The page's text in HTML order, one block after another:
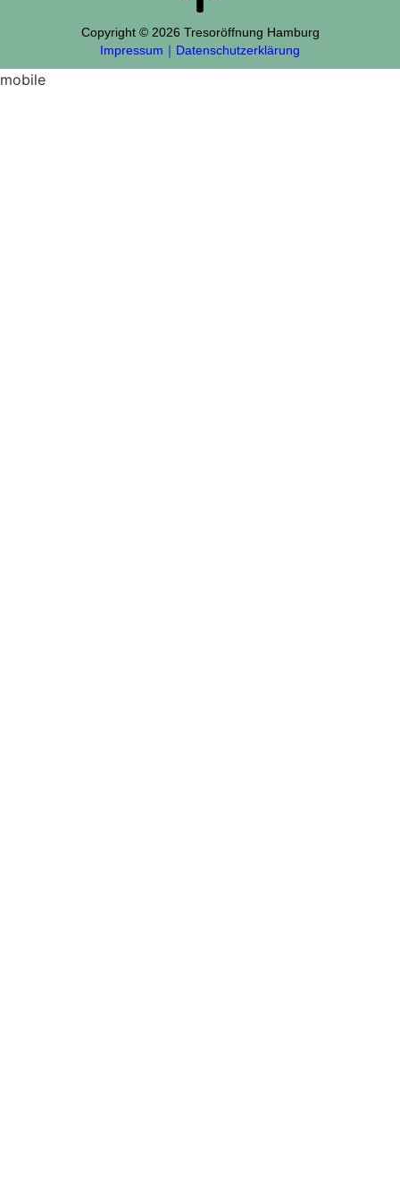
Copyright © 2026 Tresoröffnung Hamburg
Impressum ｜ Datenschutzerklärung